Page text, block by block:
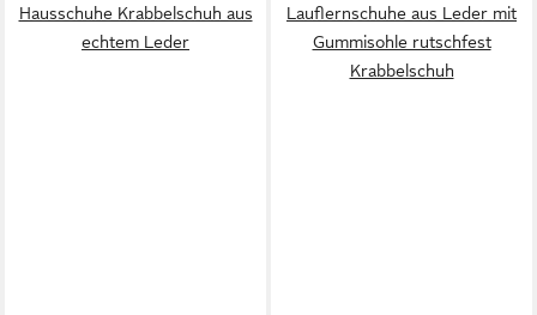
Hausschuhe Krabbelschuh aus
echtem Leder
Lauflernschuhe aus Leder mit
Gummisohle rutschfest
Krabbelschuh